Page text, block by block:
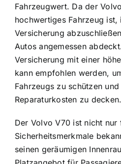
Fahrzeugwert. Da der
hochwertiges Fahrzeug
Versicherung
Autos angemessen
Versicherung mit einer
kann empfohlen werden,
Fahrzeugs zu schützen
Reparaturkosten zu decken.
Der Volvo V70 ist nicht nur
Sicherheitsmerkmale
seinen geräumigen